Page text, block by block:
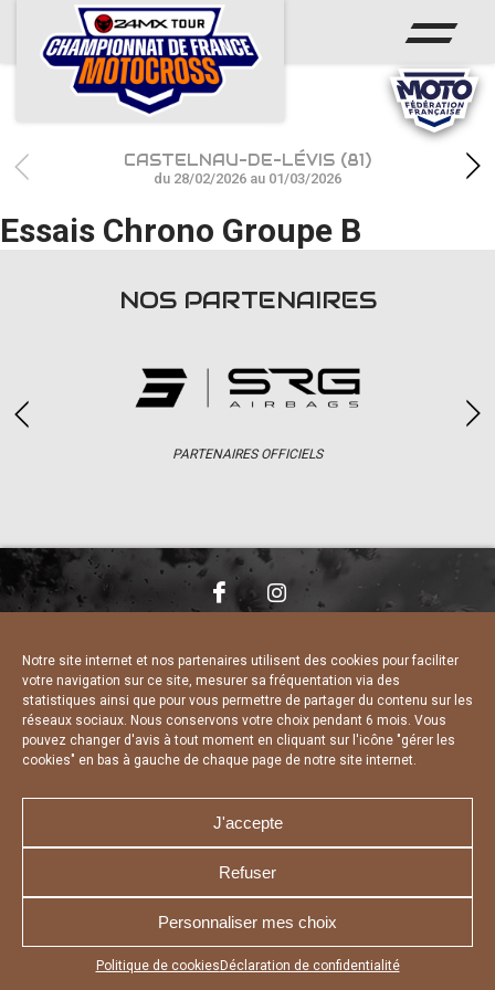
Notre site internet et nos partenaires utilisent des cookies pour faciliter
votre navigation sur ce site, mesurer sa fréquentation via des
statistiques ainsi que pour vous permettre de partager du contenu sur les
réseaux sociaux. Nous conservons votre choix pendant 6 mois. Vous
pouvez changer d'avis à tout moment en cliquant sur l'icône "gérer les
cookies" en bas à gauche de chaque page de notre site internet.
J'accepte
Refuser
Personnaliser mes choix
Politique de cookies Déclaration de confidentialité
Appuyez sur le bouton partager en bas de votre
ACCUEIL
ACTUS
CALENDRIER
RÉSULTATS
PHOTOS / WEB TV
CASTELNAU-DE-LÉVIS (81)
du 28/02/2026 au 01/03/2026
Essais Chrono Groupe B
NOS PARTENAIRES
PARTENAIRES OFFICIELS
CHARTE DE CONFIDENTIALITÉ
DÉCLARATION DE CONFIDENTIALITÉ
POLITIQUE D’UTILISATION DES COOKIES
RÉALISÉ PAR L’AGENCE WEB A3 WEB